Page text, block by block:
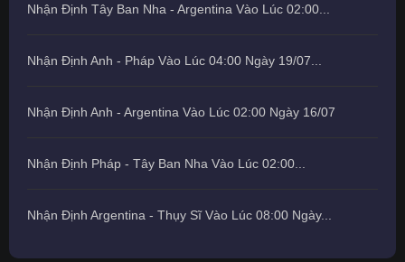
Nhận Định Tây Ban Nha - Argentina Vào Lúc 02:00...
Nhận Định Anh - Pháp Vào Lúc 04:00 Ngày 19/07...
Nhận Định Anh - Argentina Vào Lúc 02:00 Ngày 16/07
Nhận Định Pháp - Tây Ban Nha Vào Lúc 02:00...
Nhận Định Argentina - Thụy Sĩ Vào Lúc 08:00 Ngày...